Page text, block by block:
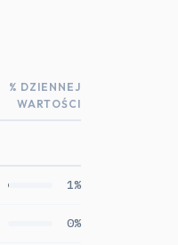
% DZIENNEJ
WARTOŚCI
1%
0%